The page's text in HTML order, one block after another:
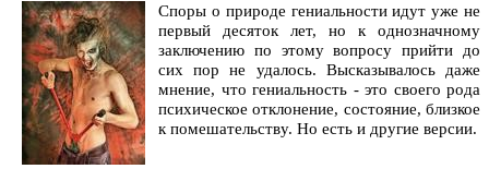
Споры о природе гениальности идут уже не
первый десяток лет, но к однозначному
заключению по этому вопросу прийти до
сих пор не удалось. Высказывалось даже
мнение, что гениальность - это своего рода
психическое отклонение, состояние, близкое
к помешательству. Но есть и другие версии.